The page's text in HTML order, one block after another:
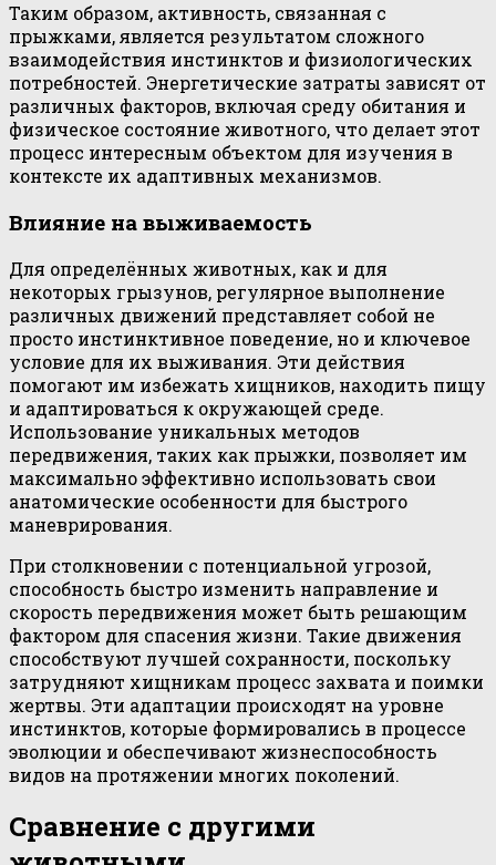
Таким образом, активность, связанная с
прыжками, является результатом сложного
взаимодействия инстинктов и физиологических
потребностей. Энергетические затраты зависят от
различных факторов, включая среду обитания и
физическое состояние животного, что делает этот
процесс интересным объектом для изучения в
контексте их адаптивных механизмов.
Влияние на выживаемость
Для определённых животных, как и для
некоторых грызунов, регулярное выполнение
различных движений представляет собой не
просто инстинктивное поведение, но и ключевое
условие для их выживания. Эти действия
помогают им избежать хищников, находить пищу
и адаптироваться к окружающей среде.
Использование уникальных методов
передвижения, таких как прыжки, позволяет им
максимально эффективно использовать свои
анатомические особенности для быстрого
маневрирования.
При столкновении с потенциальной угрозой,
способность быстро изменить направление и
скорость передвижения может быть решающим
фактором для спасения жизни. Такие движения
способствуют лучшей сохранности, поскольку
затрудняют хищникам процесс захвата и поимки
жертвы. Эти адаптации происходят на уровне
инстинктов, которые формировались в процессе
эволюции и обеспечивают жизнеспособность
видов на протяжении многих поколений.
Сравнение с другими